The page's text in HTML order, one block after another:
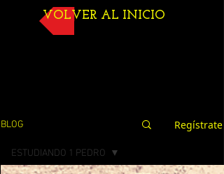
VOLVER AL INICIO
BLOG Regístrate
ESTUDIANDO 1 PEDRO